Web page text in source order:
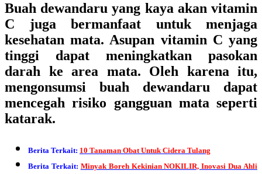
Buah dewandaru yang kaya akan vitamin
C juga bermanfaat untuk menjaga
kesehatan mata. Asupan vitamin C yang
tinggi dapat meningkatkan pasokan
darah ke area mata. Oleh karena itu,
mengonsumsi buah dewandaru dapat
mencegah risiko gangguan mata seperti
katarak.
Berita Terkait: 10 Tanaman Obat Untuk Cidera Tulang
Berita Terkait: Minyak Boreh Kekinian NOKILIR, Inovasi Dua Ahli